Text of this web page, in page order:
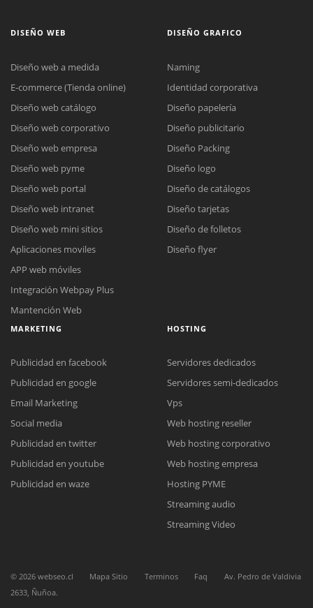
Reunión online
Nuestros ejecutivos le enviarán un correo electrónico con el enlace a
Meet para la reunión online.
Cotización
Todos nuestros ejecutivos están fuera de línea. Complete el formulario
DISEÑO WEB
Diseño web a medida
E-commerce (Tienda online)
Diseño web catálogo
Diseño web corporativo
Diseño web empresa
Diseño web pyme
Diseño web portal
Diseño web intranet
Diseño web mini sitios
Aplicaciones moviles
APP web móviles
Integración Webpay Plus
Mantención Web
DISEÑO GRAFICO
Naming
Identidad corporativa
Diseño papelería
Diseño publicitario
Diseño Packing
Diseño logo
Diseño de catálogos
Diseño tarjetas
Diseño de folletos
Diseño flyer
MARKETING
Publicidad en facebook
Publicidad en google
Email Marketing
Social media
Publicidad en twitter
Publicidad en youtube
Publicidad en waze
HOSTING
Servidores dedicados
Servidores semi-dedicados
Vps
Web hosting reseller
Web hosting corporativo
Web hosting empresa
Hosting PYME
Streaming audio
Streaming Video
© 2026 webseo.cl Mapa Sitio Terminos Faq
Av. Pedro de Valdivia
2633, Ñuñoa.